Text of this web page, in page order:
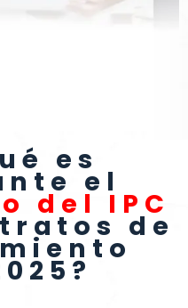
es
el
del IPC
de